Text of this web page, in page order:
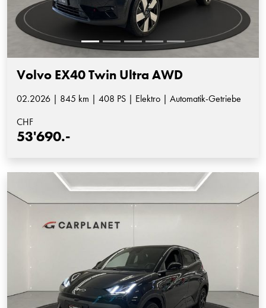
Volvo EX40 Twin Ultra AWD
02.2026 | 845 km | 408 PS | Elektro | Automatik-Getriebe
CHF
53'690.-